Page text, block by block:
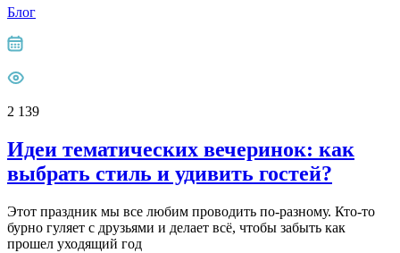
Блог
2 139
Идеи тематических вечеринок: как
выбрать стиль и удивить гостей?
Этот праздник мы все любим проводить по-разному. Кто-то
бурно гуляет с друзьями и делает всё, чтобы забыть как
прошел уходящий год